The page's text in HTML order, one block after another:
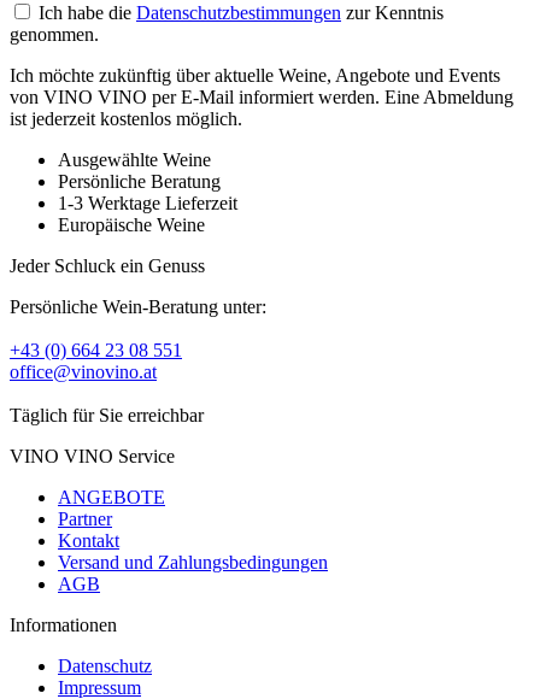
Ich habe die Datenschutzbestimmungen zur Kenntnis
genommen.
Ich möchte zukünftig über aktuelle Weine, Angebote und Events
von VINO VINO per E-Mail informiert werden. Eine Abmeldung
ist jederzeit kostenlos möglich.
Ausgewählte Weine
Persönliche Beratung
1-3 Werktage Lieferzeit
Europäische Weine
Jeder Schluck ein Genuss
Persönliche Wein-Beratung unter:
+43 (0) 664 23 08 551
office@vinovino.at
Täglich für Sie erreichbar
VINO VINO Service
ANGEBOTE
Partner
Kontakt
Versand und Zahlungsbedingungen
AGB
Informationen
Datenschutz
Impressum